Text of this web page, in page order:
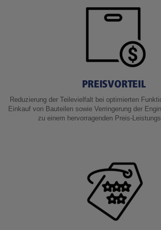
PREISVORTEIL
Reduzierung der Teilevielfalt bei optimierten
Einkauf von Bauteilen sowie Verringerung der
zu einem hervorragenden Preis-